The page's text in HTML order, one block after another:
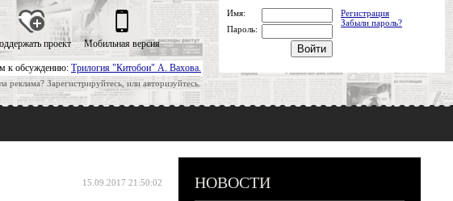
к обсуждению: Трилогия "Китобои" А. Вахова.
реклама? Зарегистрируйтесь, или авторизуйтесь.
проект Мобильная версия
Имя:
Регистрация
Забыли пароль?
Пароль:
15.09.2017 21:50:02 НОВОСТИ